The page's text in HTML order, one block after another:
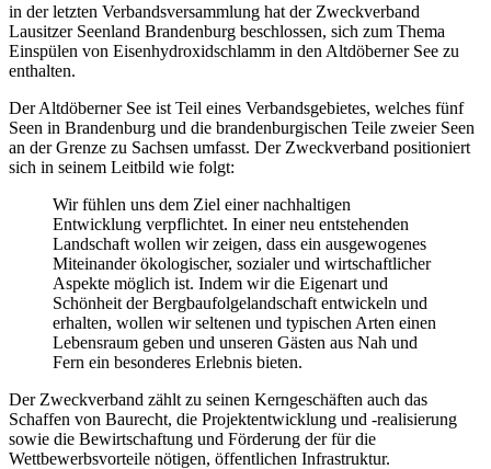
in der letzten Verbandsversammlung hat der Zweckverband
Lausitzer Seenland Brandenburg beschlossen, sich zum Thema
Einspülen von Eisenhydroxidschlamm in den Altdöberner See zu
enthalten.
Der Altdöberner See ist Teil eines Verbandsgebietes, welches fünf
Seen in Brandenburg und die brandenburgischen Teile zweier Seen
an der Grenze zu Sachsen umfasst. Der Zweckverband positioniert
sich in seinem Leitbild wie folgt:
Wir fühlen uns dem Ziel einer nachhaltigen
Entwicklung verpflichtet. In einer neu entstehenden
Landschaft wollen wir zeigen, dass ein ausgewogenes
Miteinander ökologischer, sozialer und wirtschaftlicher
Aspekte möglich ist. Indem wir die Eigenart und
Schönheit der Bergbaufolgelandschaft entwickeln und
erhalten, wollen wir seltenen und typischen Arten einen
Lebensraum geben und unseren Gästen aus Nah und
Fern ein besonderes Erlebnis bieten.
Der Zweckverband zählt zu seinen Kerngeschäften auch das
Schaffen von Baurecht, die Projektentwicklung und -realisierung
sowie die Bewirtschaftung und Förderung der für die
Wettbewerbsvorteile nötigen, öffentlichen Infrastruktur.